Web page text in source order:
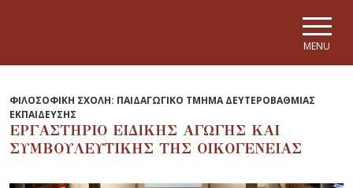
MENU
ΦΙΛΟΣΟΦΙΚΗ ΣΧΟΛΗ: ΠΑΙΔΑΓΩΓΙΚΟ ΤΜΗΜΑ ΔΕΥΤΕΡΟΒΑΘΜΙΑΣ
ΕΚΠΑΙΔΕΥΣΗΣ
ΕΡΓΑΣΤΗΡΙΟ ΕΙΔΙΚΗΣ ΑΓΩΓΗΣ ΚΑΙ
ΣΥΜΒΟΥΛΕΥΤΙΚΗΣ ΤΗΣ ΟΙΚΟΓΕΝΕΙΑΣ